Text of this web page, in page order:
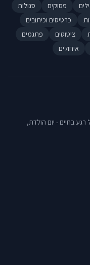
פסוקים
סגולות
כרטיסים וכיתובים
ציטוטים
פתגמים
איחולים
בחיים - יום הולדת,